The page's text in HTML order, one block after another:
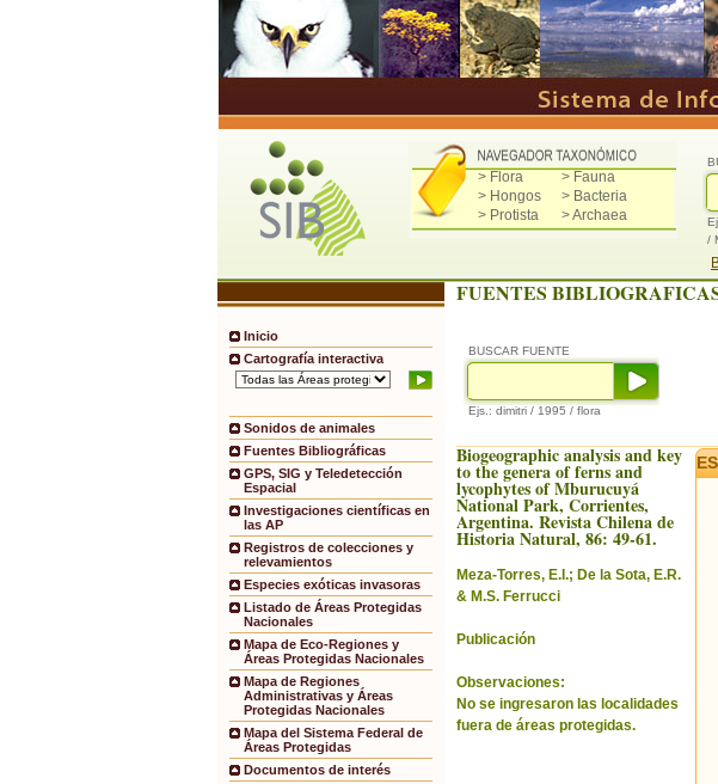
> Flora
> Fauna
> Hongos
> Bacteria
> Protista
> Archaea
/
Inicio
Cartografía interactiva
Sonidos de animales
Fuentes Bibliográficas
GPS, SIG y Teledetección
Espacial
Investigaciones científicas en
las AP
Registros de colecciones y
relevamientos
Especies exóticas invasoras
Listado de Áreas Protegidas
Nacionales
Mapa de Eco-Regiones y
Áreas Protegidas Nacionales
Mapa de Regiones
Administrativas y Áreas
Protegidas Nacionales
Mapa del Sistema Federal de
Áreas Protegidas
Documentos de interés
FUENTES
BUSCAR FUENTE
Ejs.: dimitri / 1995 / flora
Biogeographic analysis and key
to the genera of ferns and
lycophytes of Mburucuyá
National Park, Corrientes,
Argentina. Revista Chilena de
Historia Natural, 86: 49-61.
Meza-Torres, E.I.; De la Sota, E.R.
& M.S. Ferrucci
Publicación
Observaciones:
No se ingresaron las localidades
fuera de áreas protegidas.